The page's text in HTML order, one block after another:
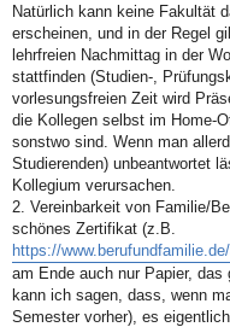
Natürlich kann keine Fakultät
erscheinen, und in der Regel
lehrfreien Nachmittag in der
stattfinden (Studien-,
vorlesungsfreien Zeit wird
die Kollegen selbst im Home-
sonstwo sind. Wenn man
Studierenden) unbeantwortet
Kollegium verursachen.
2. Vereinbarkeit von Familie/
schönes Zertifikat (z.B.
https://
am Ende auch nur Papier,
kann ich sagen, dass, wenn
Semester vorher), es